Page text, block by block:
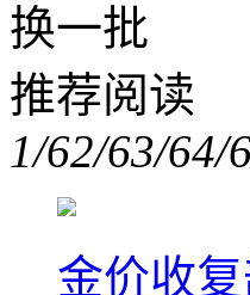
换一批
推荐阅读
1/62/63/64/
金价收